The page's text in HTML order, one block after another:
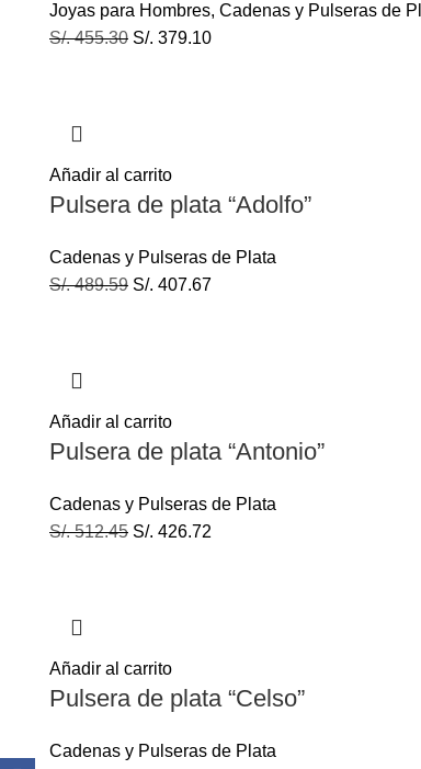
Joyas para Hombres, Cadenas y Pulseras de
S/.455.30 S/. 379.10
Añadir al carrito
Pulsera de plata “Adolfo”
Cadenas y Pulseras de Plata
S/.489.59 S/. 407.67
Añadir al carrito
Pulsera de plata “Antonio”
Cadenas y Pulseras de Plata
S/.512.45 S/. 426.72
Añadir al carrito
Pulsera de plata “Celso”
Cadenas y Pulseras de Plata